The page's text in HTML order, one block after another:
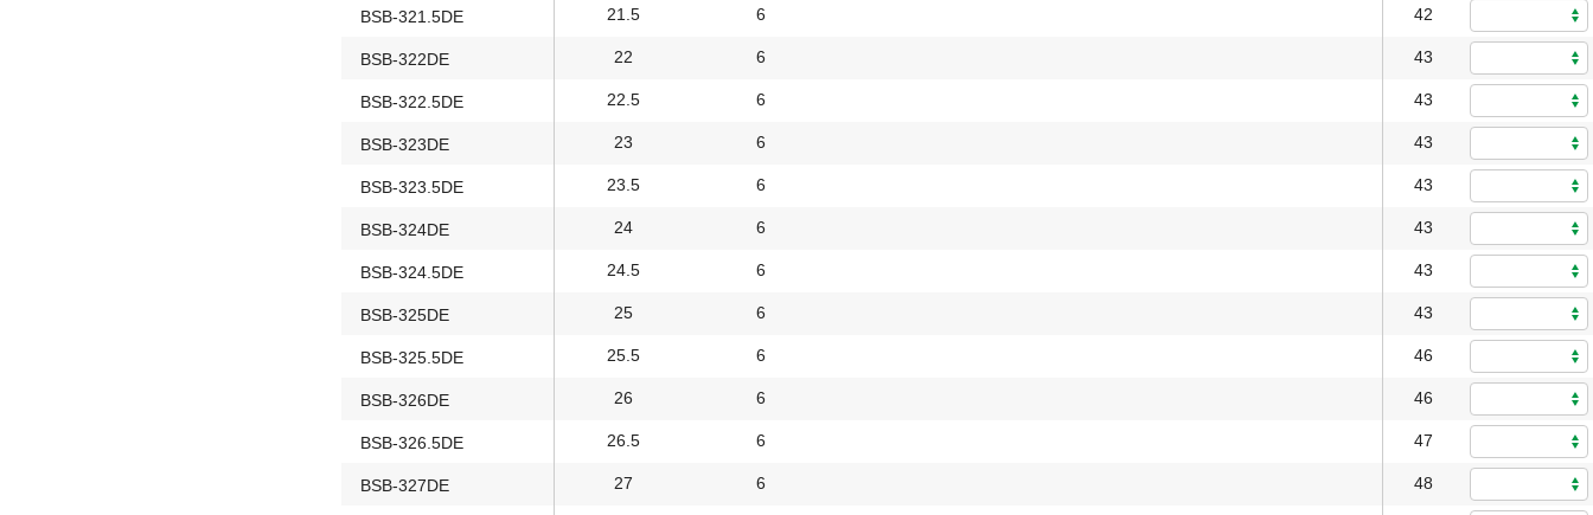
BSB-321.5DE 21.5 6 42
BSB-322DE 22 6 43
BSB-322.5DE 22.5 6 43
BSB-323DE 23 6 43
BSB-323.5DE 23.5 6 43
BSB-324DE 24 6 43
BSB-324.5DE 24.5 6 43
BSB-325DE 25 6 43
BSB-325.5DE 25.5 6 46
BSB-326DE 26 6 46
BSB-326.5DE 26.5 6 47
BSB-327DE 27 6 48